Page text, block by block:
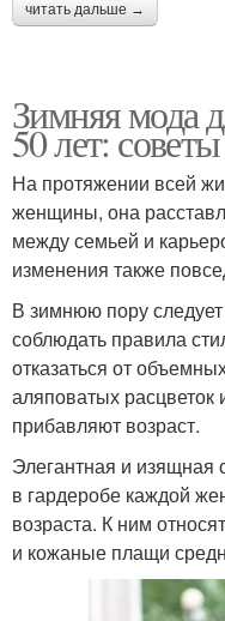
читать дальше →
Зимняя мода
50 лет:
На протяжении всей
женщины, она
между семьей и
изменения также
В зимнюю пору следует
соблюдать правила
отказаться от
аляповатых
прибавляют возраст.
Элегантная и изящная
в гардеробе каждой
возраста. К ним
и кожаные плащи